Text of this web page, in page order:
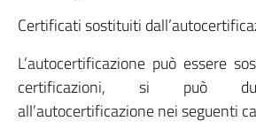
Certificati sostituiti
L’autocertificazione può essere
certificazioni, si può
all’autocertificazione nei seguenti